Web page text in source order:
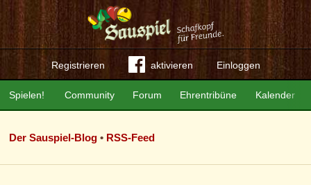
Registrieren aktivieren Einloggen
Community Forum Ehrentribüne Kalender
Spielen!
Der Sauspiel-Blog • RSS-Feed